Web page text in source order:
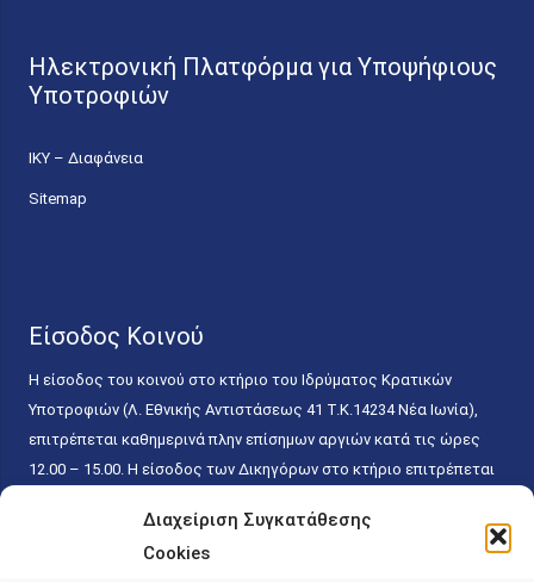
Διαχείριση Συγκατάθεσης
Cookies
Ηλεκτρονική Πλατφόρμα για Υποψήφιους
Υποτροφιών
ΙΚΥ – Διαφάνεια
Sitemap
Είσοδος Κοινού
Η είσοδος του κοινού στο κτήριο του Ιδρύματος Κρατικών
Υποτροφιών (Λ. Εθνικής Αντιστάσεως 41 T.K.14234 Νέα Ιωνία),
επιτρέπεται καθημερινά πλην επίσημων αργιών κατά τις ώρες
12.00 – 15.00. Η είσοδος των Δικηγόρων στο κτήριο επιτρέπεται
κάθε εργάσιμη ημέρα και ώρα χωρίς κανέναν χρονικό ή άλλο
περιορισμό. Η είσοδος του κοινού ειδικά στο γραφείο του